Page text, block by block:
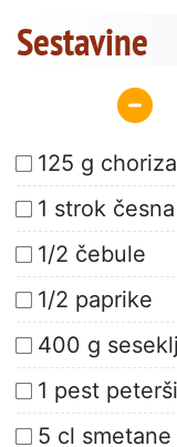
Sestavine
125 g choriza
1 strok česna
1/2 čebule
1/2 paprike
400 g
1 pest
5 cl smetane